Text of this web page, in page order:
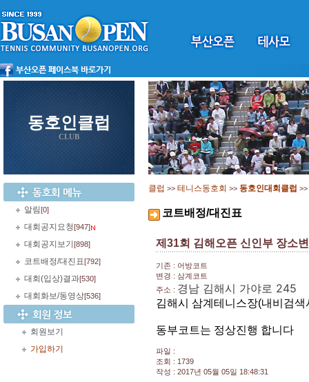
동호인클럽
CLUB
알림[0]
대회공지요청[947]
대회공지보기 [898]
코트배정/대진표[792]
대회(입상)결과[530]
대회화보/동영상[536]
회원보기
가입하기
클럽 >> 테니스동호회 >> 동호인대회클럽 >>
코트배정/대진표
제31회 김해오픈 신인부 장소
기존 : 어방코트
변경 : 삼계코트
주소 : 경남 김해시 가야로 245
김해시 삼계테니스장(내비검
동부코트는 정상진행 합니다
파일 :
조회 : 1739
작성 : 2017년 05월 05일 18:48:31